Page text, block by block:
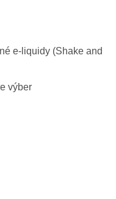
e-liquidy (Shake and
výber